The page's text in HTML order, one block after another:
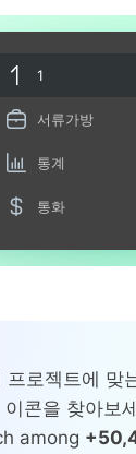
1
서류가방
통계
통화
프로젝트에 맞
이콘을 찾아보
among